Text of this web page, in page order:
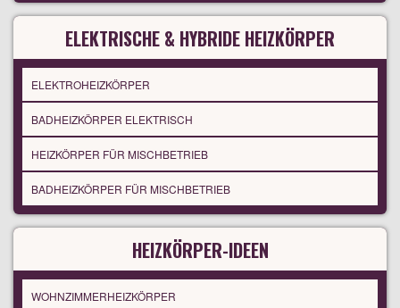
ELEKTRISCHE & HYBRIDE HEIZKÖRPER
ELEKTROHEIZKÖRPER
BADHEIZKÖRPER ELEKTRISCH
HEIZKÖRPER FÜR MISCHBETRIEB
BADHEIZKÖRPER FÜR MISCHBETRIEB
HEIZKÖRPER-IDEEN
WOHNZIMMERHEIZKÖRPER